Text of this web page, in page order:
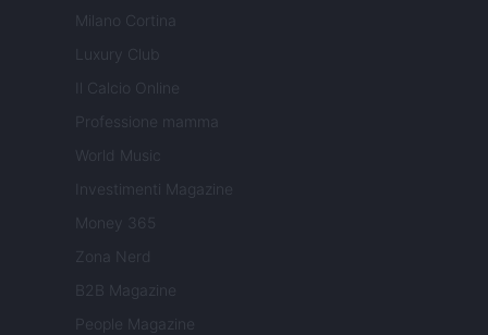
Milano Cortina
Luxury Club
Il Calcio Online
Professione mamma
World Music
Investimenti Magazine
Money 365
Zona Nerd
B2B Magazine
People Magazine